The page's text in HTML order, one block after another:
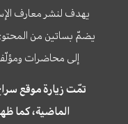
يهدف لنشر معارف
يضمّ بساتين من
إلى محاضرات
الماضية، كما